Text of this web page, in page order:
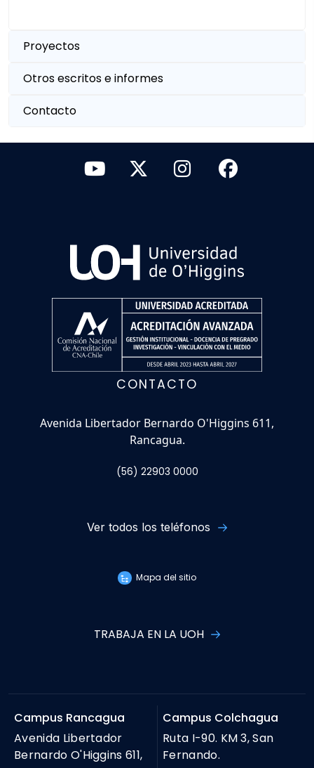
Proyectos
Otros escritos e informes
Contacto
CONTACTO
Avenida Libertador Bernardo O'Higgins 611,
Rancagua.
(56) 22903 0000
Ver todos los teléfonos
Mapa del sitio
TRABAJA EN LA UOH
Campus Rancagua
Avenida Libertador
Bernardo O'Higgins 611,
Campus Colchagua
Ruta I-90. KM 3, San
Fernando.